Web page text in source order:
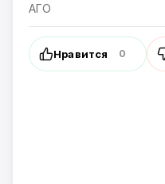
АГО
Нравится 0